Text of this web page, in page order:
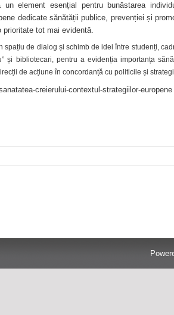
element esențial pentru bunăstarea
dedicate sănătății publice, prevenției și
tot mai evidentă.
de dialog și schimb de idei între studenți,
și bibliotecari, pentru a evidenția importanța
de acțiune în concordanță cu politicile și
creierului-contextul-strategiilor-europene